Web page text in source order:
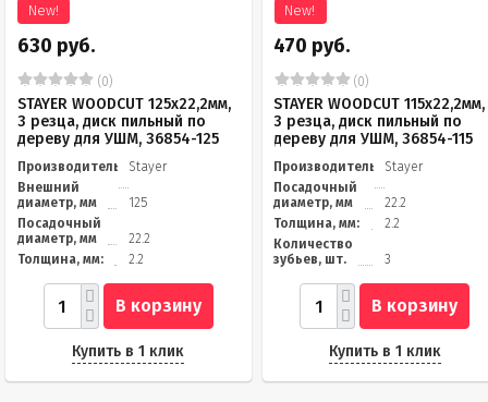
630 руб.
New!
(0)
STAYER WOODCUT 125х22,2мм,
3 резца, диск пильный по
дереву для УШМ, 36854-125
Производитель
Stayer
Внешний
диаметр, мм
125
Посадочный
диаметр, мм
22.2
Толщина, мм:
2.2
В корзину
Купить в 1 клик
470 руб.
New!
(0)
STAYER WOODCUT 115х22,2мм,
3 резца, диск пильный по
дереву для УШМ, 36854-115
Производитель
Stayer
Посадочный
диаметр, мм
22.2
Толщина, мм:
2.2
Количество
зубьев, шт.
3
В корзину
Купить в 1 клик